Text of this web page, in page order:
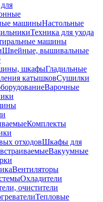
машиныНастольные
Техника для ухода
машины
Швейные, вышивальные
шкафыГладильные
катышковСушилки
Варочные
Комплекты
отходовШкафы для
Вакуумные
Вентиляторы
Охладители
очистители
Тепловые